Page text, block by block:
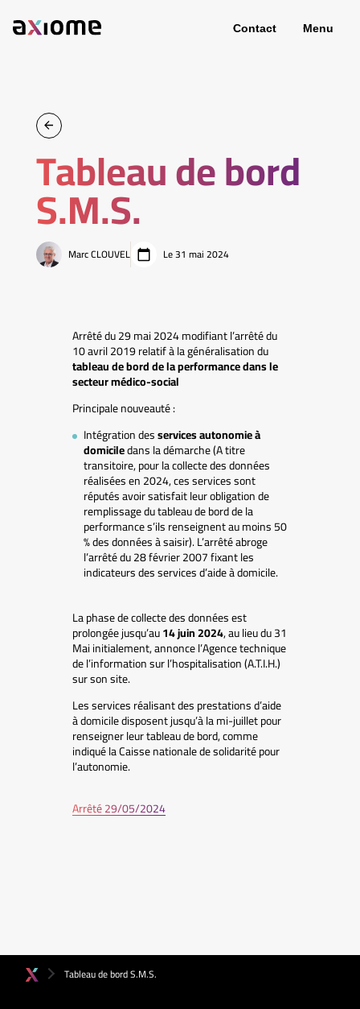
Contact Menu
Tableau de bord
S.M.S.
Marc CLOUVEL Le 31 mai 2024
Arrêté du 29 mai 2024 modifiant l’arrêté du
10 avril 2019 relatif à la généralisation du
tableau de bord de la performance dans le
secteur médico-social
Principale nouveauté :
Intégration desservices autonomie à
domiciledans la démarche (A titre
transitoire, pour la collecte des données
réalisées en 2024, ces services sont
réputés avoir satisfait leur obligation de
remplissage du tableau de bord de la
performance s’ils renseignent au moins 50
% des données à saisir). L’arrêté abroge
l’arrêté du 28 février 2007 fixant les
indicateurs des services d’aide à domicile.
La phase de collecte des données est
prolongée jusqu’au14 juin 2024, au lieu du 31
Mai initialement, annonce l’Agence technique
de l’information sur l’hospitalisation (A.T.I.H.)
sur son site.
Les services réalisant des prestations d’aide
à domicile disposent jusqu’à la mi-juillet pour
renseigner leur tableau de bord, comme
indiqué la Caisse nationale de solidarité pour
l’autonomie.
Arrêté 29/05/2024
Tableau de bord S.M.S.